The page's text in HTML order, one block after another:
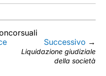
Successivo →
Liquidazione giudiziale
della società